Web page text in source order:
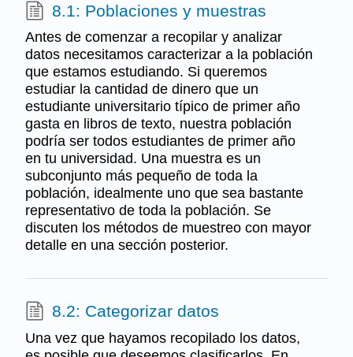
8.1: Poblaciones y muestras
Antes de comenzar a recopilar y analizar
datos necesitamos caracterizar a la población
que estamos estudiando. Si queremos
estudiar la cantidad de dinero que un
estudiante universitario típico de primer año
gasta en libros de texto, nuestra población
podría ser todos estudiantes de primer año
en tu universidad. Una muestra es un
subconjunto más pequeño de toda la
población, idealmente uno que sea bastante
representativo de toda la población. Se
discuten los métodos de muestreo con mayor
detalle en una sección posterior.
8.2: Categorizar datos
Una vez que hayamos recopilado los datos,